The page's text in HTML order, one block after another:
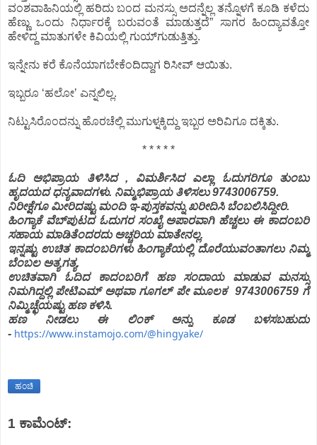
ವಂಶವಾಹಿನಿಯಲ್ಲಿ ಹರಿದು ಬಂದ ಮನಸ್ಸು ಅದನ್ನೆಲ್ಲ ತನ್ನೊಳಗೆ ಕೂಡಿ ಕಳೆದು
ಹೆಣ್ಣು ಒಂದು ನಿರ್ಧಾರಕ್ಕೆ ಬರುವಂತೆ ಮಾಡುತ್ತದೆ” ಸಾಗರ ಹಿಂದ್ಯಾವತ್ತೋ
ಹೇಳಿದ್ದ ಮಾತುಗಳೇ ಕಿವಿಯಲ್ಲಿ ಗುಯ್‌ಗುಡುತ್ತಿತ್ತು.
ಇನ್ನೇನು ಕರೆ ಕೊನೆಯಾಗಬೇಕೆಂದಿದ್ದಾಗ ರಿಸೀವ್‌ ಆಯಿತು.
ಇಬ್ಬರೂ ʻಹಲೋʼ ಎನ್ನಲಿಲ್ಲ.
ನಿಟ್ಟುಸಿರೊಂದನ್ನು ಹೊರಚೆಲ್ಲಿ ಮುಗುಳ್ನಕ್ಕಿದ್ದು ಇಬ್ಬರ ಅರಿವಿಗೂ ದಕ್ಕಿತು.
* * * * *‌
ಓದಿ ಅಭಿಪ್ರಾಯ ತಿಳಿಸಿದ , ವಿಮರ್ಶಿಸಿದ ಎಲ್ಲಾ ಓದುಗರಿಗೂ ತುಂಬು
ಹೃದಯದ ಧನ್ಯವಾದಗಳು. ನಿಮ್ಮಭಿಪ್ರಾಯ ತಿಳಿಸಲು9743006759.
ನಿರೀಕ್ಷೆಗೂ ಮೀರಿದಷ್ಟು ಮಂದಿ ಇ-ಪುಸ್ತಕವನ್ನು ಖರೀದಿಸಿ ಬೆಂಬಲಿಸಿದ್ದೀರಿ.
ಹಿಂಗ್ಯಾಕೆ ವೆಬ್‌ಪುಟದ ಓದುಗರ ಸಂಖೈ ಅಪಾರವಾಗಿ ಹೆಚ್ಚಲು ಈ ಕಾದಂಬರಿ
ಸಹಾಯ ಮಾಡಿತೆಂದರದು ಅಚ್ಚರಿಯ ಮಾತೇನಲ್ಲ.
ಇನ್ನಷ್ಟು ಉಚಿತ ಕಾದಂಬರಿಗಳು ಹಿಂಗ್ಯಾಕೆಯಲ್ಲಿ ದೊರೆಯುವಂತಾಗಲು ನಿಮ್ಮ
ಬೆಂಬಲ ಅತ್ಯಗತ್ಯ.
ಉಚಿತವಾಗಿ ಓದಿದ ಕಾದಂಬರಿಗೆ ಹಣ ಸಂದಾಯ ಮಾಡುವ ಮನಸ್ಸು
ನಿಮಗಿದ್ದಲ್ಲಿ ಪೇಟಿಎಮ್‌ ಅಥವಾ ಗೂಗಲ್‌ ಪೇ ಮೂಲಕ 9743006759 ಗೆ
ನಿಮ್ಮಿಚ್ಛೆಯಷ್ಟು ಹಣ ಕಳಿಸಿ.
ಹಣ ನೀಡಲು ಈ ಲಿಂಕ್‌ ಅನ್ನು ಕೂಡ ಬಳಸಬಹುದು
- https://www.instamojo.com/@hingyake/
ಹಂಚಿ
1 ಕಾಮೆಂಟ್‌: